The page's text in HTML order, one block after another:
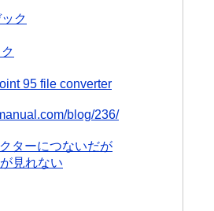
ク
95 file converter
blog/236/
ターにつないだが
見れない